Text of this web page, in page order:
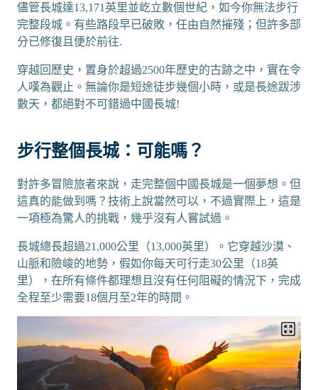
儘管長城達13,171英里並屹立數個世紀，如今你無法步行
完整段城。有些路段早已破敗，任由自然摧殘；但許多部
分已修復且便於前往.
穿越回歷史，置身於超過2500年歷史的古跡之中，實在令
人嘆為觀止。無論你是短途徒步幾個小時，或是長途跋涉
數天，都絕對不可錯過中國長城!
步行整個長城：可能嗎？
對許多冒險旅者來說，走完整個中國長城是一個夢想。但
這真的能做到嗎？技術上說當然可以，不過實際上，這是
一項極為驚人的挑戰，幾乎沒有人嘗試過。
長城總長超過21,000公里（13,000英里）。它穿越沙漠、
山脈和險峻的地勢，假如你每天可行走30公里（18英
里），在所有條件都理想且沒有任何阻礙的情況下，完成
全程至少需要18個月至2年的時間。